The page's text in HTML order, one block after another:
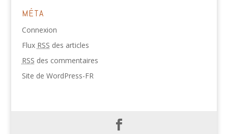
MÉTA
Connexion
Flux RSS des articles
RSS des commentaires
Site de WordPress-FR